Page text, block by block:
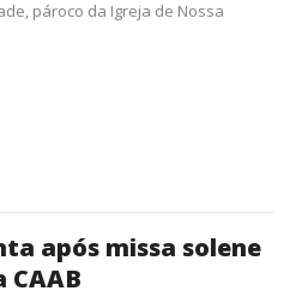
pároco da Igreja de Nossa
após missa solene
CAAB